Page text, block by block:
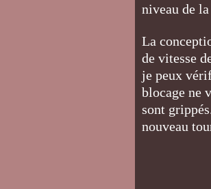
niveau de
La
de vitesse
je peux
blocage ne
sont
nouveau